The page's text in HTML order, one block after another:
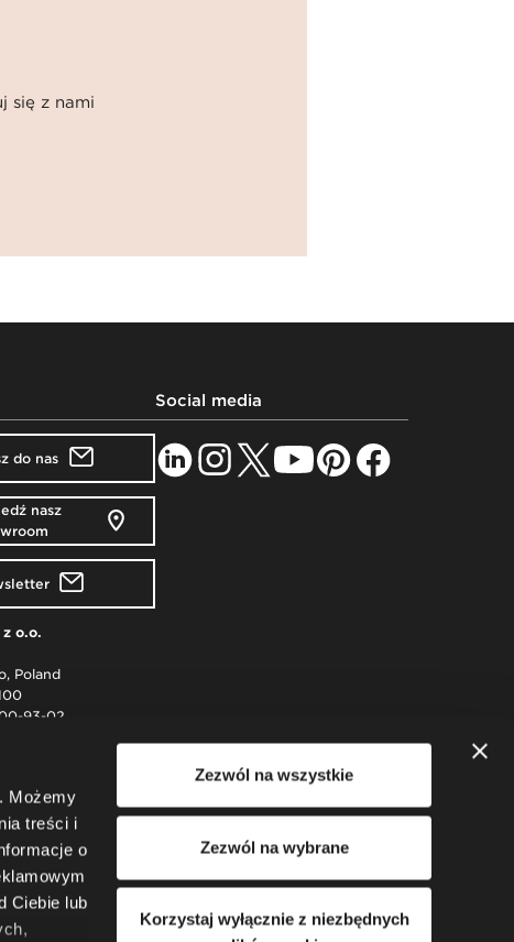
Możemy
treści i
o
Ciebie lub
Zezwól na wszystkie
Zezwól na wybrane
Korzystaj wyłącznie z niezbędnych
się z nami
do nas
nasz
o.o.
Poland
93-02
51 550 PLN
Social media